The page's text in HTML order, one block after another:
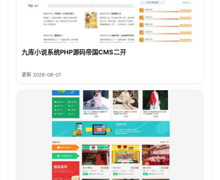
九库小说系统PHP源码帝国CMS二开
更新 2026-08-07